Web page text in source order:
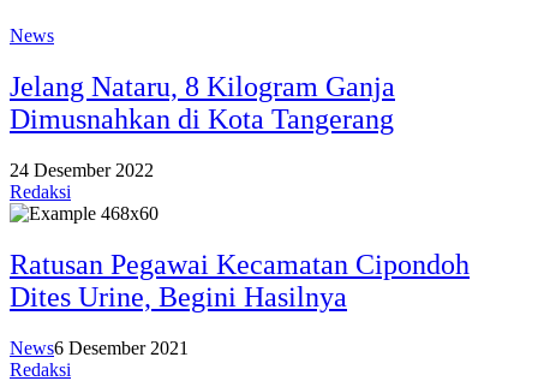
News
Jelang Nataru, 8 Kilogram Ganja
Dimusnahkan di Kota Tangerang
24 Desember 2022
Redaksi
Ratusan Pegawai Kecamatan Cipondoh
Dites Urine, Begini Hasilnya
News6 Desember 2021
Redaksi